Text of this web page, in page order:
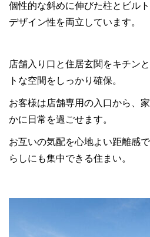
個性的な斜めに伸びた柱とビル
デザイン性を両立しています。
店舗入り口と住居玄関をキチン
トな空間をしっかり確保。
お客様は店舗専用の入口から、
かに日常を過ごせます。
お互いの気配を心地よい距離感
らしにも集中できる住まい。